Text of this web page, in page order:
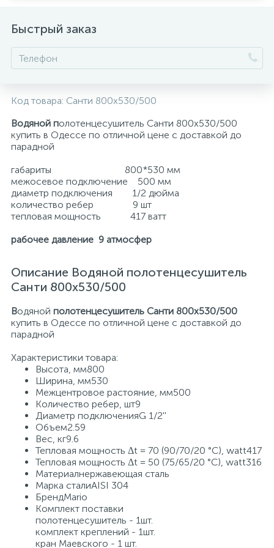
Быстрый заказ
Код товара: Санти 800х530/500
Водяной полотенцесушитель Санти 800х530/500
купить в Одессе по отличной цене с доставкой до
парадной
габариты 800*530 мм
межосевое подключение 500 мм
диаметр подключения 1/2 дюйма
количество ребер 9 шт
тепловая мощность 417 ватт
рабочее давление 9 атмосфер
Описание Водяной полотенцесушитель
Санти 800х530/500
Водяной полотенцесушитель Санти 800х530/500
купить в Одессе по отличной цене с доставкой до
парадной
Характеристики товара:
Высота, мм800
Ширина, мм530
Межцентровое растояние, мм500
Количество ребер, шт9
Диаметр подключенияG 1/2''
Объем2.59
Вес, кг9.6
Тепловая мощность Δt = 70 (90/70/20 °C), watt417
Тепловая мощность Δt = 50 (75/65/20 °C), watt316
Материалнержавеющая сталь
Марка сталиAISI 304
БрендMario
Комплект поставки
полотенцесушитель - 1шт.
комплект креплений - 1шт.
кран Маевского - 1 шт.